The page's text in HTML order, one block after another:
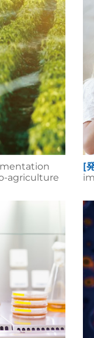
agriculture
[